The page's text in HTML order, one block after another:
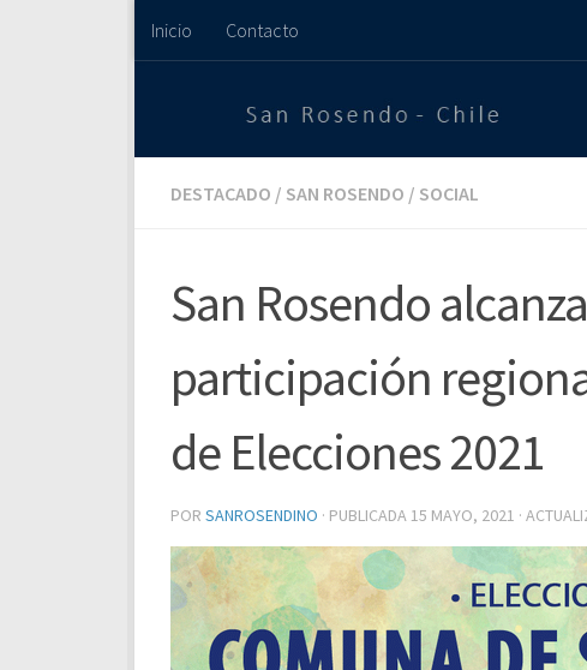
Saltar al contenido
Inicio Contacto
DESTACADO / SAN ROSENDO / SOCIAL
San Rosendo
participación
de Elecciones 2021
POR SANROSENDINO · PUBLICADA 15 MAYO, 2021 ·